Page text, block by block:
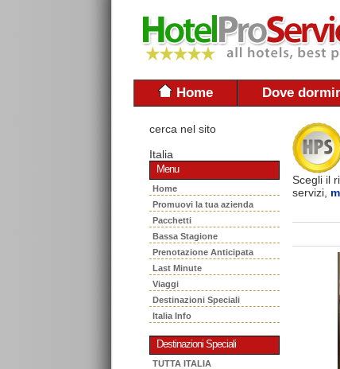
Home Dove
cerca nel sito
Italia
Menu
Home
Promuovi la tua azienda
Pacchetti
Bassa Stagione
Prenotazione Anticipata
Last Minute
Viaggi
Destinazioni Speciali
Italia Info
Destinazioni Speciali
TUTTA ITALIA
Scegli il
servizi,